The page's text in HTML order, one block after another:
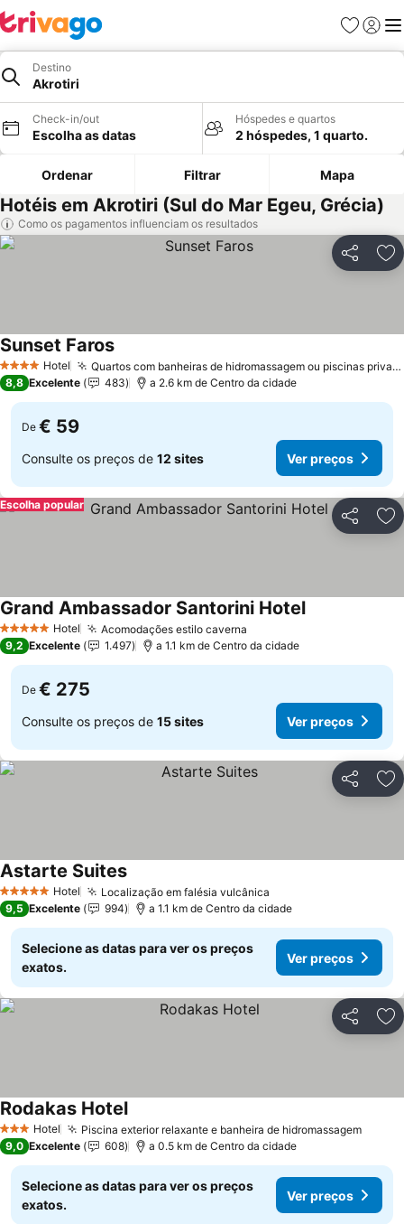
Favoritos
Iniciar
Destino
Akrotiri
Check-in/out
Escolha as datas
Hóspedes e quartos
2 hóspedes, 1 quarto.
Ordenar Filtrar Mapa
Hotéis em Akrotiri (Sul do Mar Egeu, Grécia)
Como os pagamentos influenciam os resultados
Partilhar
4 EstrelasHotel Quartos com banheiras de hidromassagem ou piscinas privativas
Sunset FarosVer preços
8,8 Excelente 483 a 2.6 km de Centro da cidade
De € 59
Consulte os preços de 12 sites Ver preços
Partilhar
Escolha popular
5 Estrelas Hotel Acomodações estilo caverna
Grand Ambassador Santorini HotelVer preços
9,2 Excelente 1.497 a 1.1 km de Centro da cidade
De € 275
Consulte os preços de 15 sites Ver preços
Partilhar
5 Estrelas Hotel Localização em falésia vulcânica
Astarte SuitesVer preços
9,5 Excelente 994 a 1.1 km de Centro da cidade
Selecione as datas para ver os preços
exatos.
Ver preços
Partilhar
3 EstrelasHotel Piscina exterior relaxante e banheira de hidromassagemVer
Rodakas HotelVer preços
9,0 Excelente 608 a 0.5 km de Centro da cidade
Selecione as datas para ver os preços
exatos.
Ver preços